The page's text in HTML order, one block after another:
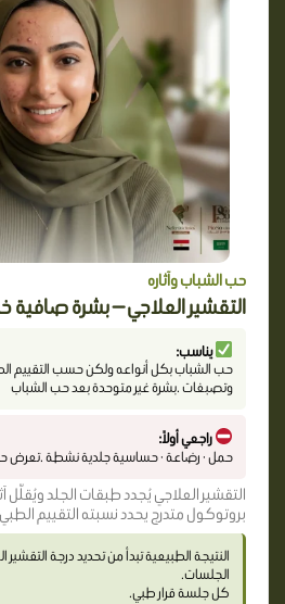
حب الشباب وآثاره
التقشير العلاجي — بشرة صافية
يناسب:
حب الشباب بكل أنواعه ولكن حسب التقييم
وتصبغات .بشرة غير متوحدة بعد حب الشباب
راجعي أولاً:
حمل · رضاعة · حساسية جلدية نشطة
التقشير العلاجي يُجدد طبقات الجلد
بروتوكول متدرج يحدد نسبته التقييم
النتيجة الطبيعية تبدأ من تحديد درجة
الجلسات.
كل جلسة قرار طبي.